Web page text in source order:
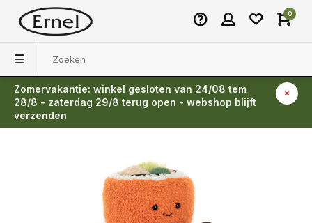
0
Zomervakantie: winkel gesloten van 24/08 tem
28/8 - zaterdag 29/8 terug open - webshop blijft
verzenden
Terug